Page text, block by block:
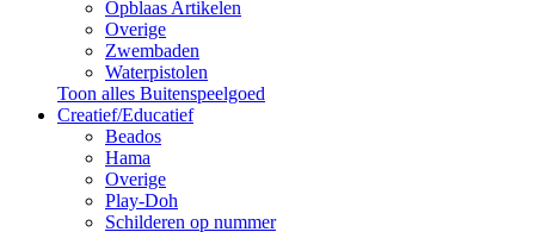
Opblaas Artikelen
Overige
Zwembaden
Waterpistolen
Toon alles Buitenspeelgoed
Creatief/Educatief
Beados
Hama
Overige
Play-Doh
Schilderen op nummer